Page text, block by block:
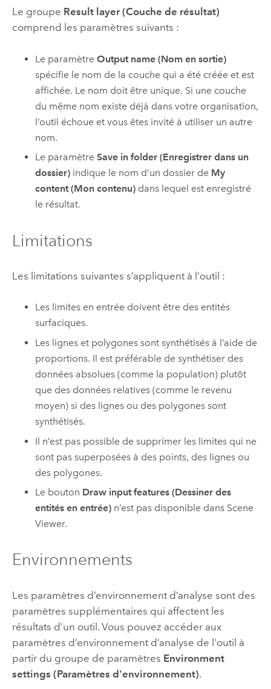
Le groupe Result layer (Couche de résultat)
comprend les paramètres suivants :
Le paramètreOutput name (Nom en sortie)
spécifie le nom de la couche qui a été créée et est
affichée. Le nom doit être unique. Si une couche
du même nom existe déjà dans votre organisation,
l’outil échoue et vous êtes invité à utiliser un autre
nom.
Le paramètreSave in folder (Enregistrer dans un
dossier) indique le nom d’un dossier de My
content (Mon contenu) dans lequel est enregistré
le résultat.
Limitations
Les limitations suivantes s’appliquent à l'outil :
Les limites en entrée doivent être des entités
surfaciques.
Les lignes et polygones sont synthétisés à l’aide de
proportions. Il est préférable de synthétiser des
données absolues (comme la population) plutôt
que des données relatives (comme le revenu
moyen) si des lignes ou des polygones sont
synthétisés.
Il n’est pas possible de supprimer les limites qui ne
sont pas superposées à des points, des lignes ou
des polygones.
Le bouton Draw input features (Dessiner des
entités en entrée) n’est pas disponible dans Scene
Viewer.
Environnements
Les paramètres d’environnement d’analyse sont des
paramètres supplémentaires qui affectent les
résultats d’un outil. Vous pouvez accéder aux
paramètres d’environnement d’analyse de l'outil à
partir du groupe de paramètres Environment
settings (Paramètres d'environnement).